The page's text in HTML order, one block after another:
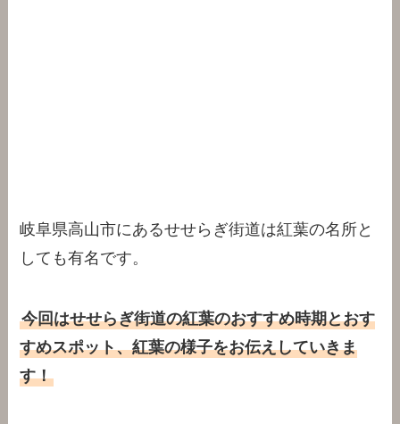
岐阜県高山市にあるせせらぎ街道は紅葉の名所と
しても有名です。
今回はせせらぎ街道の紅葉のおすすめ時期とおす
すめスポット、紅葉の様子をお伝えしていきま
す！